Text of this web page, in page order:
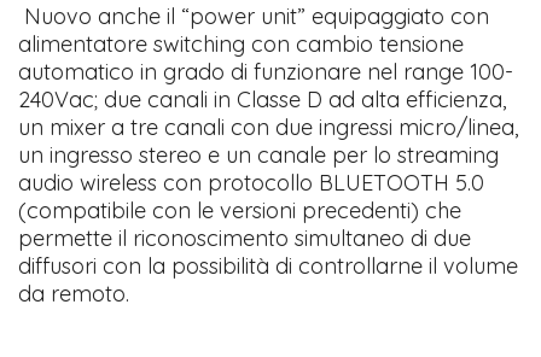
Nuovo anche il “power unit” equipaggiato con
alimentatore switching con cambio tensione
automatico in grado di funzionare nel range 100-
240Vac; due canali in Classe D ad alta efficienza,
un mixer a tre canali con due ingressi micro/linea,
un ingresso stereo e un canale per lo streaming
audio wireless con protocollo BLUETOOTH 5.0
(compatibile con le versioni precedenti) che
permette il riconoscimento simultaneo di due
diffusori con la possibilità di controllarne il volume
da remoto.